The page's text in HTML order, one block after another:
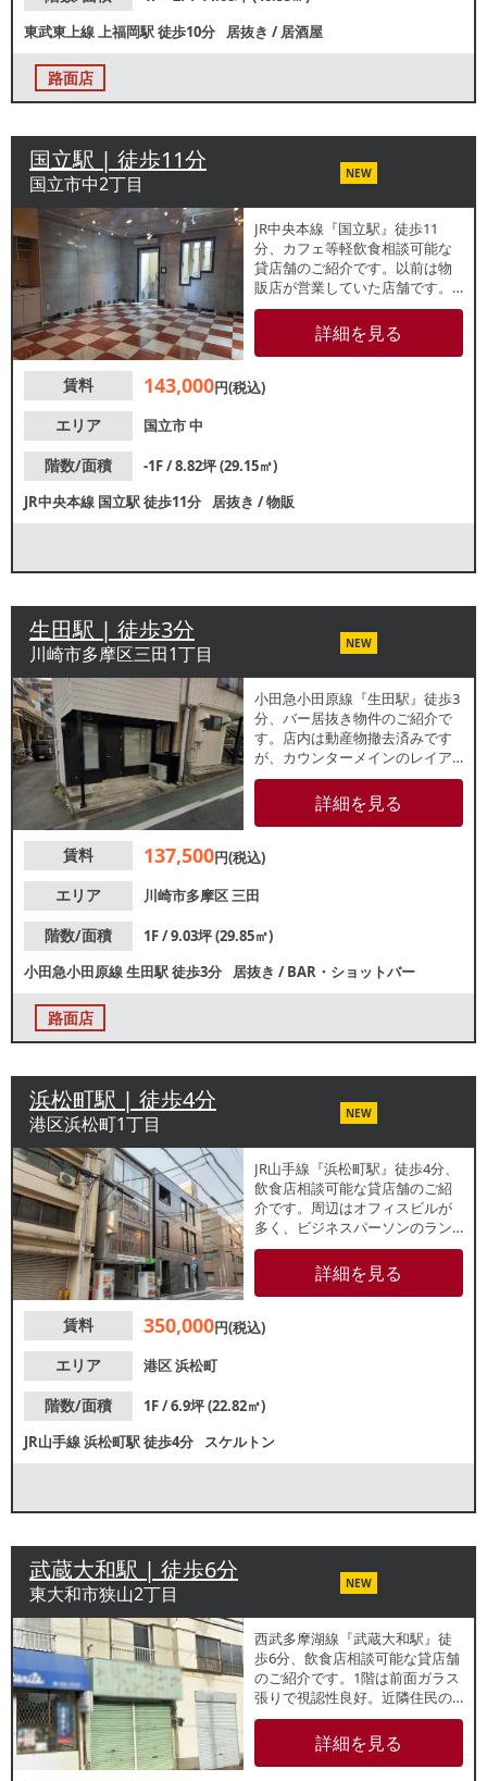
東武東上線上福岡駅徒歩10分 居抜き /居酒屋
路面店
国立駅 | 徒歩11分
国立市中2丁目 NEW
JR中央本線『国立駅』徒歩11
分、カフェ等軽飲食相談可能な
貸店舗のご紹介です。以前は物
販店が営業していた店舗です。
人気の大学通り沿いにある建物
地下1階店舗で、店舗前面に専用
階段がございます。諸条件等、
詳細を見る
賃料 143,000円(税込)
エリア
国立市中
階数/面積
-1F / 8.82坪 (29.15㎡)
JR中央本線 国立駅徒歩11分 居抜き /物販
生田駅 | 徒歩3分
川崎市多摩区三田1丁目 NEW
小田急小田原線『生田駅』徒歩3
分、バー居抜き物件のご紹介で
す。店内は動産物撤去済みです
が、カウンターメインのレイア
ウトでスタイリッシュな内装。
周辺は落ち着いた住宅地で、地
域に根差したカフェ等にもおす
お問合せください。
詳細を見る
賃料 137,500円(税込)
エリア
川崎市多摩区三田
階数/面積
1F / 9.03坪 (29.85㎡)
小田急小田原線生田駅徒歩3分 居抜き /BAR・ショットバー
路面店
浜松町駅 | 徒歩4分
港区浜松町1丁目 NEW
JR山手線『浜松町駅』徒歩4分、
飲食店相談可能な貸店舗のご紹
介です。周辺はオフィスビルが
多く、ビジネスパーソンのラン
チやテイクアウト需要も期待で
きます。業種等お気軽にお問合
せください。
詳細を見る
賃料 350,000円(税込)
エリア
港区浜松町
階数/面積
1F / 6.9坪 (22.82㎡)
JR山手線浜松町駅徒歩4分 スケルトン
武蔵大和駅 | 徒歩6分
東大和市狭山2丁目 NEW
西武多摩湖線『武蔵大和駅』徒
歩6分、飲食店相談可能な貸店舗
のご紹介です。1階は前面ガラス
張りで視認性良好。近隣住民の
生活動線上に位置しており、地
域密着型店舗をお探しの方にお
すすめです。ご検討の方は業種
詳細を見る